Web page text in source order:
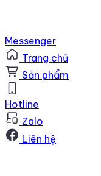
Messenger
Trang chủ
Sản phẩm
Hotline
Zalo
Liên hệ